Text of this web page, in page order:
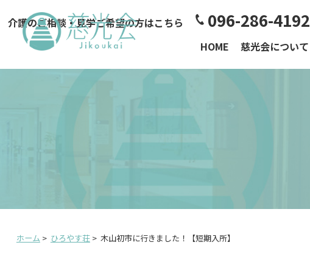
介護のご相談・見学ご希望の方はこちら 096-286-4192
HOME 慈光会について
ホーム > ひろやす荘> 木山初市に行きました！【短期入所】